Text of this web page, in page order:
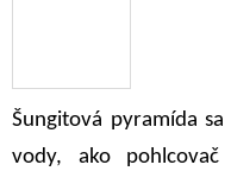
Šungitová pyramída
vody, ako pohlcovač